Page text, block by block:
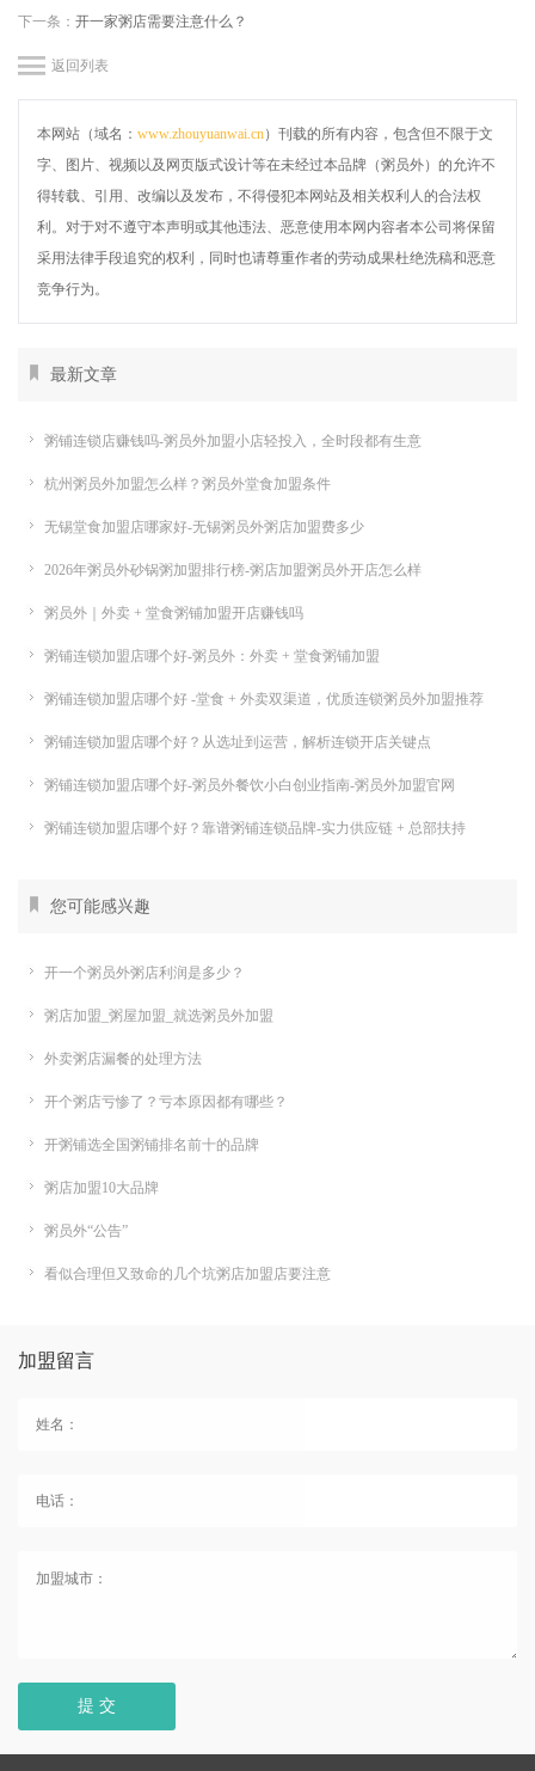
下一条： 开一家粥店需要注意什么？
返回列表
本网站（域名： www.zhouyuanwai.cn）刊载的所有内容，包含但不限于文
字、图片、视频以及网页版式设计等在未经过本品牌（粥员外）的允许不
得转载、引用、改编以及发布，不得侵犯本网站及相关权利人的合法权
利。对于对不遵守本声明或其他违法、恶意使用本网内容者本公司将保留
采用法律手段追究的权利，同时也请尊重作者的劳动成果杜绝洗稿和恶意
竞争行为。
最新文章
粥铺连锁店赚钱吗-粥员外加盟小店轻投入，全时段都有生意
杭州粥员外加盟怎么样？粥员外堂食加盟条件
无锡堂食加盟店哪家好-无锡粥员外粥店加盟费多少
2026年粥员外砂锅粥加盟排行榜-粥店加盟粥员外开店怎么样
粥员外｜外卖 + 堂食粥铺加盟开店赚钱吗
粥铺连锁加盟店哪个好-粥员外：外卖 + 堂食粥铺加盟
粥铺连锁加盟店哪个好 -堂食 + 外卖双渠道，优质连锁粥员外加盟推荐
粥铺连锁加盟店哪个好？从选址到运营，解析连锁开店关键点
粥铺连锁加盟店哪个好-粥员外餐饮小白创业指南-粥员外加盟官网
粥铺连锁加盟店哪个好？靠谱粥铺连锁品牌-实力供应链 + 总部扶持
您可能感兴趣
开一个粥员外粥店利润是多少？
粥店加盟_粥屋加盟_就选粥员外加盟
外卖粥店漏餐的处理方法
开个粥店亏惨了？亏本原因都有哪些？
开粥铺选全国粥铺排名前十的品牌
粥店加盟10大品牌
粥员外“公告”
看似合理但又致命的几个坑粥店加盟店要注意
加盟留言
提 交